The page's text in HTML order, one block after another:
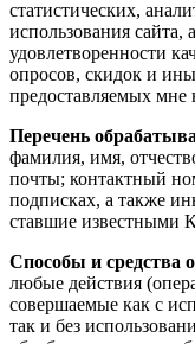
статистических,
использования сайта,
удовлетворенности
опросов, скидок и
предоставляемых мне
Перечень
фамилия, имя,
почты; контактный
подписках, а также
ставшие известными
Способы и средства
любые действия
совершаемые как с
так и без